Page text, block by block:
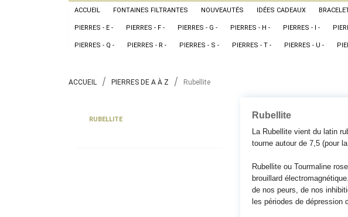
ACCUEIL FONTAINES FILTRANTES NOUVEAUTÉS IDÉES CADEAUX
PIERRES - E - PIERRES - F - PIERRES - G - PIERRES - H - PIERRES - I -
PIERRES - Q - PIERRES - R - PIERRES - S - PIERRES - T - PIERRES - U -
ACCUEIL PIERRES DE A À Z Rubellite
RUBELLITE Rubellite
La Rubellite vient du latin
tourne autour de 7,5 (pour
Rubellite ou Tourmaline
brouillard
de nos peurs, de nos
les périodes de dépression